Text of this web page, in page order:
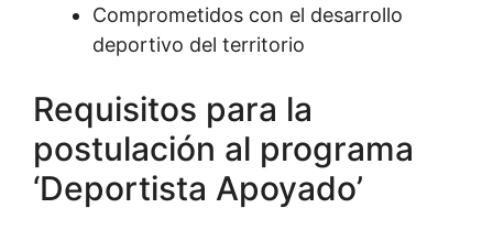
Comprometidos con el desarrollo
deportivo del territorio
Requisitos para la
postulación al programa
‘Deportista Apoyado’